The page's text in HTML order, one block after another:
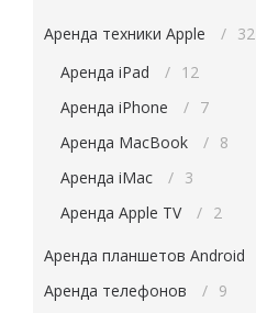
Аренда техники Apple
32
Аренда iPad
12
Аренда iPhone
7
Аренда MacBook
8
Аренда iMac
3
Аренда Apple TV
2
Аренда планшетов Android
Аренда телефонов
9